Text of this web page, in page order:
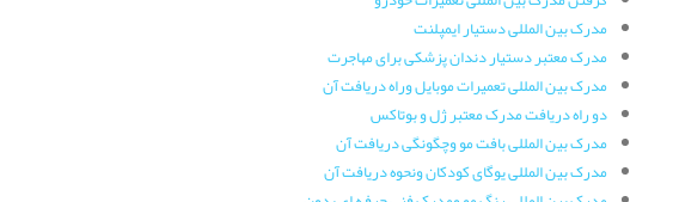
مدرک بین المللی دستیار ایمپلنت
مدرک معتبر دستیار دندان پزشکی برای مهاجرت
مدرک بین المللی تعمیرات موبایل وراه دریافت آن
دو راه دریافت مدرک معتبر ژل و بوتاکس
مدرک بین المللی بافت مو وچگونگی دریافت آن
مدرک بین المللی یوگای کودکان ونحوه دریافت آن